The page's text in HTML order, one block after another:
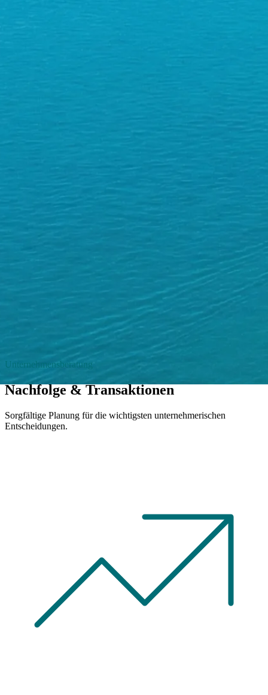
Unternehmensberatung
Nachfolge & Transaktionen
Sorgfältige Planung für die wichtigsten unternehmerischen
Entscheidungen.